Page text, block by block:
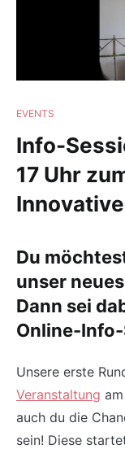
EVENTS
Info-
17 Uhr
Du
unser
Dann sei
Online-
Unsere erste
Veranstaltung
auch du die
sein! Diese